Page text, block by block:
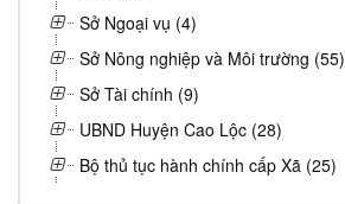
Sở Ngoại vụ (4)
Sở Nông nghiệp và Môi trường (55)
Sở Tài chính (9)
UBND Huyện Cao Lộc (28)
Bộ thủ tục hành chính cấp Xã (25)